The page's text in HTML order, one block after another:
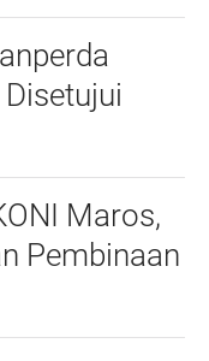
Maros,
Pembinaan